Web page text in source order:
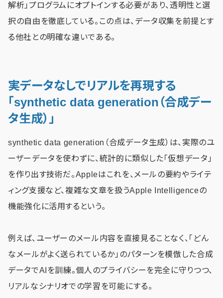
解析」プログラムにオプトインする必要があり、透明性と選
択の自由を徹底している。この点は、データ収集を前提とす
る他社との明確な違いである。
実データなしでリアルを再現する
「synthetic data generation（合成デー
タ生成）」
synthetic data generation（合成データ生成）は、実際のユ
ーザーデータを使わずに、統計的に類似した「仮想データ」
を作り出す技術だ。Appleはこれを、メールの要約やライテ
ィング支援など、複雑な文章を扱うApple Intelligenceの
機能強化に活用するという。
例えば、ユーザーのメール内容を直接見ることなく、「どん
なメールがよく送られているか」のパターンを模倣した合成
データでAIを訓練。個人のプライバシーを完全に守りつつ、
リアルなシナリオでの学習を可能にする。